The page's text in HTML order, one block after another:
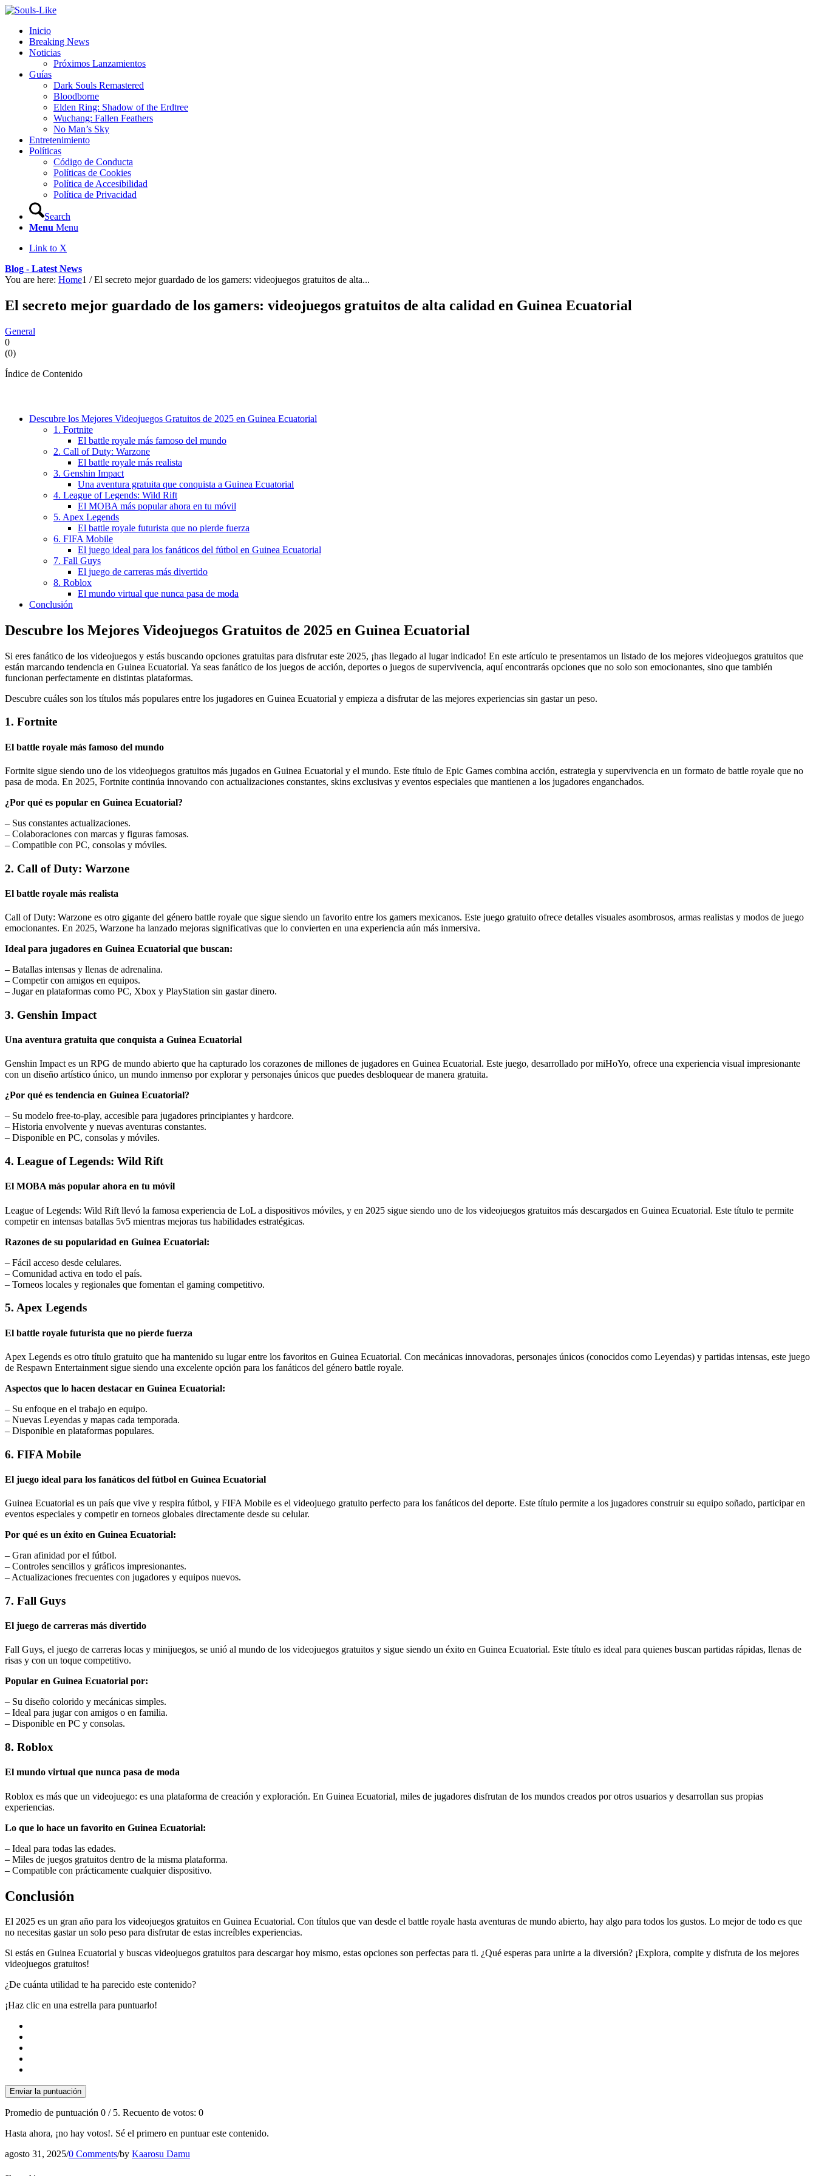
Inicio
Breaking News
Noticias
Próximos Lanzamientos
Guías
Dark Souls Remastered
Bloodborne
Elden Ring: Shadow of the Erdtree
Wuchang: Fallen Feathers
No Man’s Sky
Entretenimiento
Políticas
Código de Conducta
Políticas de Cookies
Política de Accesibilidad
Política de Privacidad
Search
Menu Menu
Link to X
Blog - Latest News
You are here: Home1 / El secreto mejor guardado de los gamers: videojuegos gratuitos de alta...
El secreto mejor guardado de los gamers: videojuegos gratuitos de alta calidad en Guinea Ecuatorial
General
0
(0)
Índice de Contenido
Descubre los Mejores Videojuegos Gratuitos de 2025 en Guinea Ecuatorial
1. Fortnite
El battle royale más famoso del mundo
2. Call of Duty: Warzone
El battle royale más realista
3. Genshin Impact
Una aventura gratuita que conquista a Guinea Ecuatorial
4. League of Legends: Wild Rift
El MOBA más popular ahora en tu móvil
5. Apex Legends
El battle royale futurista que no pierde fuerza
6. FIFA Mobile
El juego ideal para los fanáticos del fútbol en Guinea Ecuatorial
7. Fall Guys
El juego de carreras más divertido
8. Roblox
El mundo virtual que nunca pasa de moda
Conclusión
Descubre los Mejores Videojuegos Gratuitos de 2025 en Guinea Ecuatorial
Si eres fanático de los videojuegos y estás buscando opciones gratuitas para disfrutar este 2025, ¡has llegado al lugar indicado! En este artículo te presentamos un listado de los mejores videojuegos gratuitos que
están marcando tendencia en Guinea Ecuatorial. Ya seas fanático de los juegos de acción, deportes o juegos de supervivencia, aquí encontrarás opciones que no solo son emocionantes, sino que también
funcionan perfectamente en distintas plataformas.
Descubre cuáles son los títulos más populares entre los jugadores en Guinea Ecuatorial y empieza a disfrutar de las mejores experiencias sin gastar un peso.
1. Fortnite
El battle royale más famoso del mundo
Fortnite sigue siendo uno de los videojuegos gratuitos más jugados en Guinea Ecuatorial y el mundo. Este título de Epic Games combina acción, estrategia y supervivencia en un formato de battle royale que no
pasa de moda. En 2025, Fortnite continúa innovando con actualizaciones constantes, skins exclusivas y eventos especiales que mantienen a los jugadores enganchados.
¿Por qué es popular en Guinea Ecuatorial?
– Sus constantes actualizaciones.
– Colaboraciones con marcas y figuras famosas.
– Compatible con PC, consolas y móviles.
2. Call of Duty: Warzone
El battle royale más realista
Call of Duty: Warzone es otro gigante del género battle royale que sigue siendo un favorito entre los gamers mexicanos. Este juego gratuito ofrece detalles visuales asombrosos, armas realistas y modos de juego
emocionantes. En 2025, Warzone ha lanzado mejoras significativas que lo convierten en una experiencia aún más inmersiva.
Ideal para jugadores en Guinea Ecuatorial que buscan:
– Batallas intensas y llenas de adrenalina.
– Competir con amigos en equipos.
– Jugar en plataformas como PC, Xbox y PlayStation sin gastar dinero.
3. Genshin Impact
Una aventura gratuita que conquista a Guinea Ecuatorial
Genshin Impact es un RPG de mundo abierto que ha capturado los corazones de millones de jugadores en Guinea Ecuatorial. Este juego, desarrollado por miHoYo, ofrece una experiencia visual impresionante
con un diseño artístico único, un mundo inmenso por explorar y personajes únicos que puedes desbloquear de manera gratuita.
¿Por qué es tendencia en Guinea Ecuatorial?
– Su modelo free-to-play, accesible para jugadores principiantes y hardcore.
– Historia envolvente y nuevas aventuras constantes.
– Disponible en PC, consolas y móviles.
4. League of Legends: Wild Rift
El MOBA más popular ahora en tu móvil
League of Legends: Wild Rift llevó la famosa experiencia de LoL a dispositivos móviles, y en 2025 sigue siendo uno de los videojuegos gratuitos más descargados en Guinea Ecuatorial. Este título te permite
competir en intensas batallas 5v5 mientras mejoras tus habilidades estratégicas.
Razones de su popularidad en Guinea Ecuatorial:
– Fácil acceso desde celulares.
– Comunidad activa en todo el país.
– Torneos locales y regionales que fomentan el gaming competitivo.
5. Apex Legends
El battle royale futurista que no pierde fuerza
Apex Legends es otro título gratuito que ha mantenido su lugar entre los favoritos en Guinea Ecuatorial. Con mecánicas innovadoras, personajes únicos (conocidos como Leyendas) y partidas intensas, este juego
de Respawn Entertainment sigue siendo una excelente opción para los fanáticos del género battle royale.
Aspectos que lo hacen destacar en Guinea Ecuatorial:
– Su enfoque en el trabajo en equipo.
– Nuevas Leyendas y mapas cada temporada.
– Disponible en plataformas populares.
6. FIFA Mobile
El juego ideal para los fanáticos del fútbol en Guinea Ecuatorial
Guinea Ecuatorial es un país que vive y respira fútbol, y FIFA Mobile es el videojuego gratuito perfecto para los fanáticos del deporte. Este título permite a los jugadores construir su equipo soñado, participar en
eventos especiales y competir en torneos globales directamente desde su celular.
Por qué es un éxito en Guinea Ecuatorial:
– Gran afinidad por el fútbol.
– Controles sencillos y gráficos impresionantes.
– Actualizaciones frecuentes con jugadores y equipos nuevos.
7. Fall Guys
El juego de carreras más divertido
Fall Guys, el juego de carreras locas y minijuegos, se unió al mundo de los videojuegos gratuitos y sigue siendo un éxito en Guinea Ecuatorial. Este título es ideal para quienes buscan partidas rápidas, llenas de
risas y con un toque competitivo.
Popular en Guinea Ecuatorial por:
– Su diseño colorido y mecánicas simples.
– Ideal para jugar con amigos o en familia.
– Disponible en PC y consolas.
8. Roblox
El mundo virtual que nunca pasa de moda
Roblox es más que un videojuego: es una plataforma de creación y exploración. En Guinea Ecuatorial, miles de jugadores disfrutan de los mundos creados por otros usuarios y desarrollan sus propias
experiencias.
Lo que lo hace un favorito en Guinea Ecuatorial:
– Ideal para todas las edades.
– Miles de juegos gratuitos dentro de la misma plataforma.
– Compatible con prácticamente cualquier dispositivo.
Conclusión
El 2025 es un gran año para los videojuegos gratuitos en Guinea Ecuatorial. Con títulos que van desde el battle royale hasta aventuras de mundo abierto, hay algo para todos los gustos. Lo mejor de todo es que
no necesitas gastar un solo peso para disfrutar de estas increíbles experiencias.
Si estás en Guinea Ecuatorial y buscas videojuegos gratuitos para descargar hoy mismo, estas opciones son perfectas para ti. ¿Qué esperas para unirte a la diversión? ¡Explora, compite y disfruta de los mejores
videojuegos gratuitos!
¿De cuánta utilidad te ha parecido este contenido?
¡Haz clic en una estrella para puntuarlo!
Enviar la puntuación
Promedio de puntuación 0 / 5. Recuento de votos: 0
Hasta ahora, ¡no hay votos!. Sé el primero en puntuar este contenido.
agosto 31, 2025/0 Comments/by Kaarosu Damu